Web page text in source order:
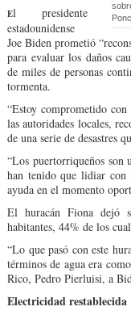
El presidente
estadounidense
Joe Biden prometió
para evaluar los daños
de miles de personas
tormenta.
“Estoy comprometido
las autoridades locales,
de una serie de desastres
“Los puertorriqueños son
han tenido que lidiar con
ayuda en el momento
El huracán Fiona dejó
habitantes, 44% de los
“Lo que pasó con este
términos de agua era
Rico, Pedro Pierluisi, a
Electricidad restablecida